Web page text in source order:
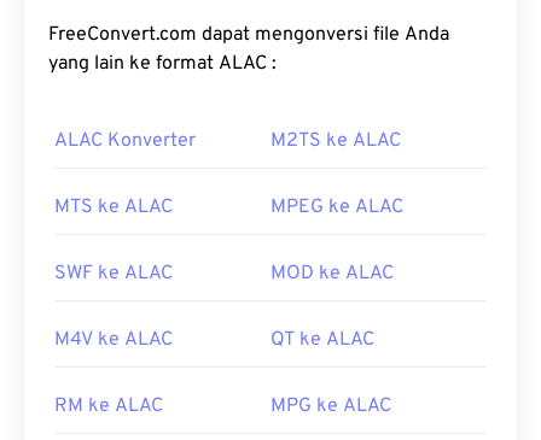
artinya tidak ada kehilangan kualitas atau data dari
aslinya, tetapi ini juga berarti file AIFF
berguna bagi musisi.
Bagaimana cara membuka berkas
operasinya. Program lain yang dapat membuka
Winamp, dan Elmedia Player.
FreeConvert.com dapat mengonversi file Anda
yang lain ke format ALAC :
ALAC Konverter M2TS ke ALAC
MTS ke ALAC MPEG ke ALAC
SWF ke ALAC MOD ke ALAC
M4V ke ALAC QT ke ALAC
RM ke ALAC MPG ke ALAC